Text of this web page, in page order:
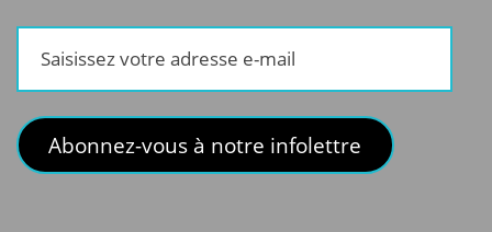
votre
e-
mail
Abonnez-vous à notre infolettre